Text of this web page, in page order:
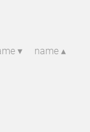
▾ name ▴